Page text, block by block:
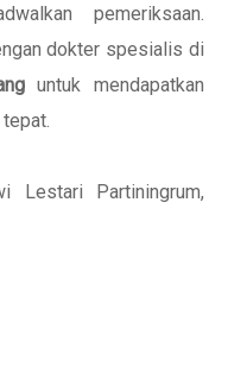
pemeriksaan.
dokter spesialis di
untuk mendapatkan
Lestari Partiningrum,